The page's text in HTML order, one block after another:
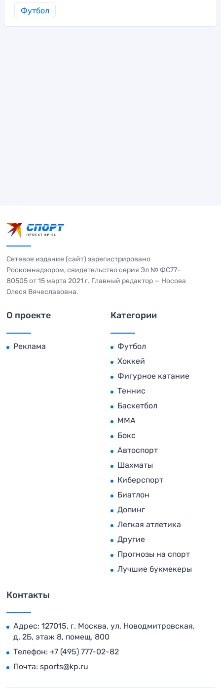
Футбол
Сетевое издание (сайт) зарегистрировано
Роскомнадзором, свидетельство серия Эл № ФС77-
80505 от 15 марта 2021 г. Главный редактор — Носова
Олеся Вячеславовна.
О проекте
Реклама
Категории
Футбол
Хоккей
Фигурное катание
Теннис
Баскетбол
MMA
Бокс
Автоспорт
Шахматы
Киберспорт
Биатлон
Допинг
Легкая атлетика
Другие
Прогнозы на спорт
Лучшие букмекеры
Контакты
Адрес: 127015, г. Москва, ул. Новодмитровская,
д. 2Б, этаж 8, помещ. 800
Телефон: +7 (495) 777-02-82
Почта: sports@kp.ru